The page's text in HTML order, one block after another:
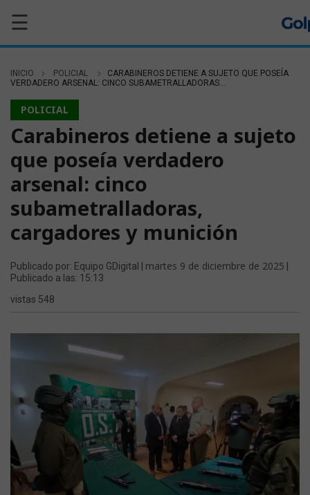
☰
INICIO POLICIAL
CARABINEROS DETIENE A SUJETO QUE POSEÍA
VERDADERO ARSENAL: CINCO SUBAMETRALLADORAS...
POLICIAL
Carabineros detiene a sujeto
que poseía verdadero
arsenal: cinco
subametralladoras,
cargadores y munición
Publicado por: Equipo GDigital | martes 9 de diciembre de 2025
Publicado a las: 15:13
vistas 548